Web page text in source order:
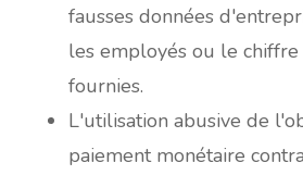
fausses données
les employés ou le
fournies.
L'utilisation abusive de
paiement monétaire